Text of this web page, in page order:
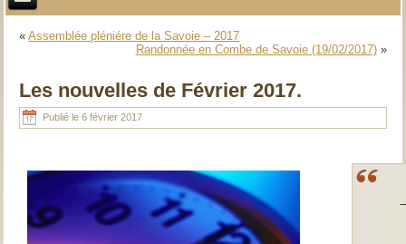
«Assemblée pléniére de la Savoie – 2017
Randonnée en Combe de Savoie (19/02/2017)»
Les nouvelles de Février 2017.
Publié le 6 février 2017